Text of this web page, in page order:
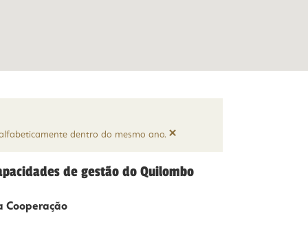
dentro do mesmo ano. ×
de gestão do Quilombo
Cooperação